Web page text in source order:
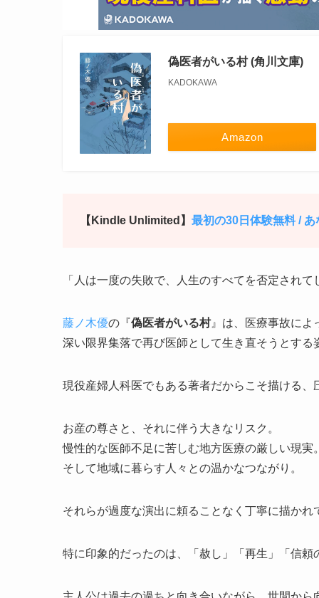
偽医者がいる村 (角川文庫)
KADOKAWA
Amazon
【Kindle Unlimited】 最初の30日体験無料 /
「人は一度の失敗で、人生のすべてを否定され
藤ノ木優の『偽医者がいる村』は、医療事故によ
深い限界集落で再び医師として生き直そうとする
現役産婦人科医でもある著者だからこそ描ける
お産の尊さと、それに伴う大きなリスク。
慢性的な医師不足に苦しむ地方医療の厳しい現実
そして地域に暮らす人々との温かなつながり。
それらが過度な演出に頼ることなく丁寧に描かれ
特に印象的だったのは、「赦し」「再生」「信